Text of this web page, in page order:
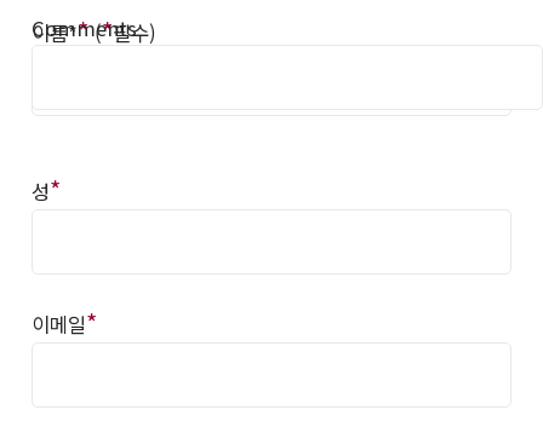
Comments
이름**(*필수)
성*
이메일*